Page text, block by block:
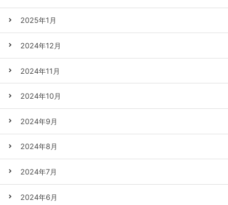
2025年1月
2024年12月
2024年11月
2024年10月
2024年9月
2024年8月
2024年7月
2024年6月